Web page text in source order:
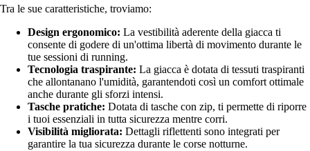
Tra le sue caratteristiche, troviamo:
Design ergonomico: La vestibilità aderente della giacca ti
consente di godere di un'ottima libertà di movimento durante le
tue sessioni di running.
Tecnologia traspirante: La giacca è dotata di tessuti traspiranti
che allontanano l'umidità, garantendoti così un comfort ottimale
anche durante gli sforzi intensi.
Tasche pratiche: Dotata di tasche con zip, ti permette di riporre
i tuoi essenziali in tutta sicurezza mentre corri.
Visibilità migliorata: Dettagli riflettenti sono integrati per
garantire la tua sicurezza durante le corse notturne.